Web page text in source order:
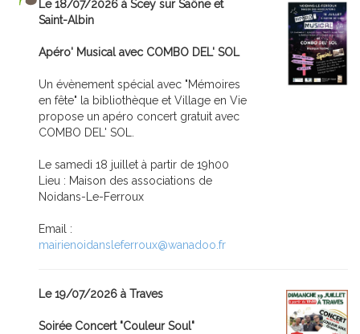
Le 18/07/2026 à Scey sur Saône et
Saint-Albin
Apéro' Musical avec COMBO DEL' SOL
Un évènement spécial avec "Mémoires
en fête" la bibliothèque et Village en Vie
propose un apéro concert gratuit avec
COMBO DEL' SOL.
Le samedi 18 juillet à partir de 19h00
Lieu : Maison des associations de
Noidans-Le-Ferroux
Email :
mairienoidansleferroux@wanadoo.fr
Le 19/07/2026 à Traves
Soirée Concert "Couleur Soul"